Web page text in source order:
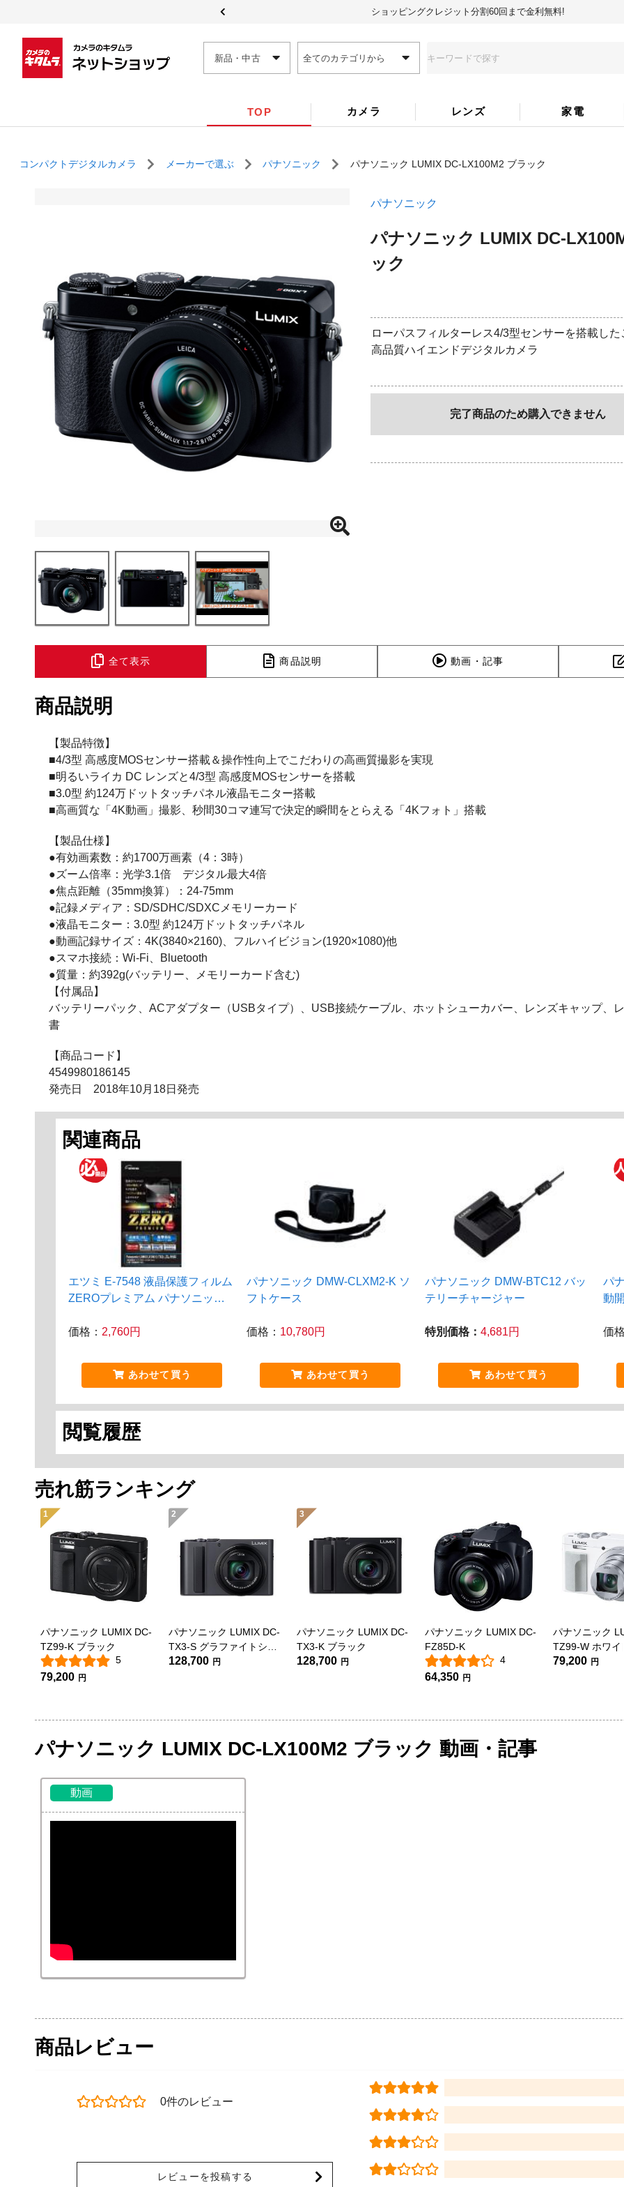
ショッピングクレジット分割60回まで金利無料!
新品・中古 全てのカテゴリから
TOP カメラ レンズ 家電
コンパクトデジタルカメラ メーカーで選ぶ パナソニック パナソニック LUMIX DC-LX100M2 ブラック
パナソニック
パナソニック LUMIX DC-
ック
ローパスフィルターレス4/3型センサーを搭載した
高品質ハイエンドデジタルカメラ
完了商品のため購入できません
全て表示 商品説明 動画・記事
商品説明
【製品特徴】
■4/3型 高感度MOSセンサー搭載＆操作性向上でこだわりの高画質撮影を実現
■明るいライカ DC レンズと4/3型 高感度MOSセンサーを搭載
■3.0型 約124万ドットタッチパネル液晶モニター搭載
■高画質な「4K動画」撮影、秒間30コマ連写で決定的瞬間をとらえる「4Kフォト」搭載
【製品仕様】
●有効画素数：約1700万画素（4：3時）
●ズーム倍率：光学3.1倍 デジタル最大4倍
●焦点距離（35mm換算）：24-75mm
●記録メディア：SD/SDHC/SDXCメモリーカード
●液晶モニター：3.0型 約124万ドットタッチパネル
●動画記録サイズ：4K(3840×2160)、フルハイビジョン(1920×1080)他
●スマホ接続：Wi-Fi、Bluetooth
●質量：約392g(バッテリー、メモリーカード含む)
【付属品】
バッテリーパック、ACアダプター（USBタイプ）、USB接続ケーブル、ホットシューカバー、レンズキャップ、
書
【商品コード】
4549980186145
発売日 2018年10月18日発売
関連商品
エツミ E-7548 液晶保護フィルム
ZEROプレミアム パナソニック
価格： 2,760円
あわせて買う
パナソニック DMW-CLXM2-K ソ
フトケース
価格： 10,780円
あわせて買う
パナソニック DMW-BTC12 バッ
テリーチャージャー
特別価格： 4,681円
あわせて買う
パ
動
価
閲覧履歴
売れ筋ランキング
1
パナソニック LUMIX DC-
TZ99-K ブラック
5
79,200 円
2
パナソニック LUMIX DC-
TX3-S グラファイトシル
バー
128,700 円
3
パナソニック LUMIX DC-
TX3-K ブラック
128,700 円
パナソニック LUMIX DC-
FZ85D-K
4
64,350 円
パナソニック
TZ99-W ホワイ
79,200 円
パナソニック LUMIX DC-LX100M2 ブラック 動画・記事
動画
商品レビュー
0件のレビュー
レビューを投稿する